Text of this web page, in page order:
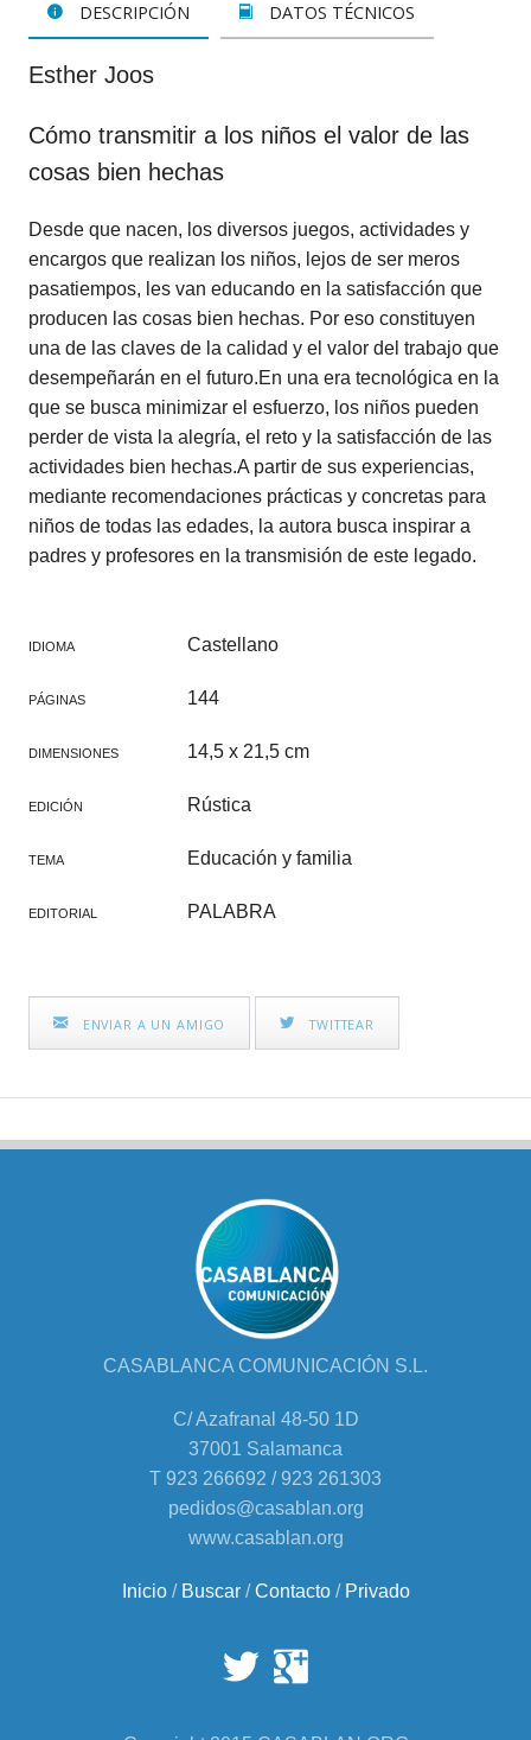
DESCRIPCIÓN DATOS TÉCNICOS
Esther Joos
Cómo transmitir a los niños el valor de las
cosas bien hechas
Desde que nacen, los diversos juegos, actividades y
encargos que realizan los niños, lejos de ser meros
pasatiempos, les van educando en la satisfacción que
producen las cosas bien hechas. Por eso constituyen
una de las claves de la calidad y el valor del trabajo que
desempeñarán en el futuro.En una era tecnológica en la
que se busca minimizar el esfuerzo, los niños pueden
perder de vista la alegría, el reto y la satisfacción de las
actividades bien hechas.A partir de sus experiencias,
mediante recomendaciones prácticas y concretas para
niños de todas las edades, la autora busca inspirar a
padres y profesores en la transmisión de este legado.
IDIOMA Castellano
PÁGINAS 144
DIMENSIONES 14,5 x 21,5 cm
EDICIÓN Rústica
TEMA Educación y familia
EDITORIAL PALABRA
ENVIAR A UN AMIGO TWITTEAR
CASABLANCA COMUNICACIÓN S.L.
C/ Azafranal 48-50 1D
37001 Salamanca
T 923 266692 / 923 261303
pedidos@casablan.org
www.casablan.org
Inicio/ Buscar/Contacto/ Privado